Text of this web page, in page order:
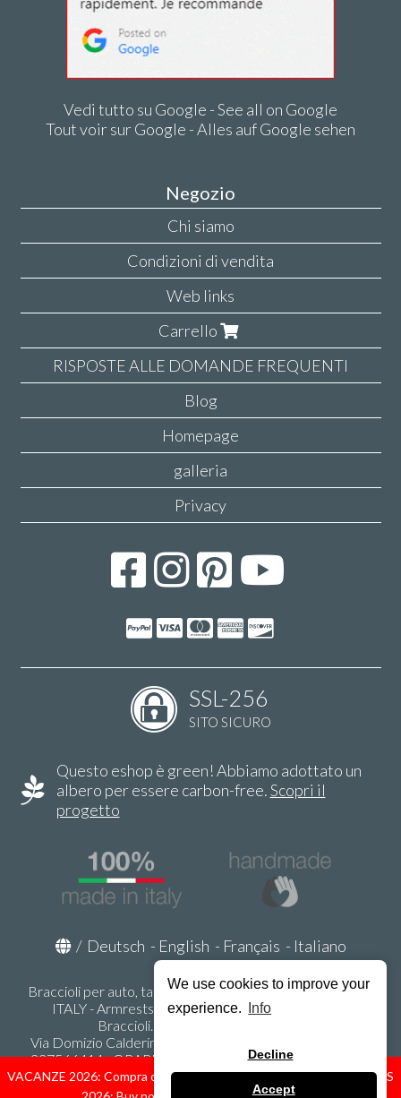
We use cookies to improve your
experience.
Info
Decline
Accept
VACANZE 2026: Compra ora spediremo dal 31 Agosto! — HOLIDAYS
Vedi tutto su Google - See all on Google
Tout voir sur Google - Alles auf Google sehen
Negozio
Chi siamo
Condizioni di vendita
Web links
Carrello
RISPOSTE ALLE DOMANDE FREQUENTI
Blog
Homepage
galleria
Privacy
SSL-256
SITO SICURO
Questo eshop è green! Abbiamo adottato un
albero per essere carbon-free.Scopri il
progetto
/ Deutsch - English - Français - Italiano
Braccioli per auto, tappeti auto, accessori auto MADE IN
ITALY - Armrests, Mittelarmlehnen, Accoundoirs -
Braccioli.it - P.Iva IT02178470353
Via Domizio Calderini 8 int. 1 - 37131 Verona (VR) - Italy -
337566414 - ORARI UFFICIO 9:00-12:00, 15:00-18:00,
LUNEDI' - VENERDI' - info@braccioli-italy-armrests.com